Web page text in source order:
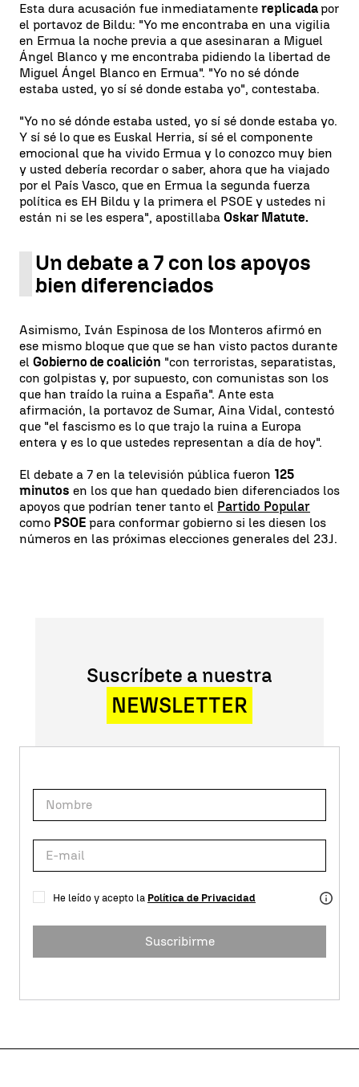
Esta dura acusación fue inmediatamente replicadapor
el portavoz de Bildu: "Yo me encontraba en una vigilia
en Ermua la noche previa a que asesinaran a Miguel
Ángel Blanco y me encontraba pidiendo la libertad de
Miguel Ángel Blanco en Ermua". "Yo no sé dónde
estaba usted, yo sí sé donde estaba yo", contestaba.
"Yo no sé dónde estaba usted, yo sí sé donde estaba yo.
Y sí sé lo que es Euskal Herria, sí sé el componente
emocional que ha vivido Ermua y lo conozco muy bien
y usted debería recordar o saber, ahora que ha viajado
por el País Vasco, que en Ermua la segunda fuerza
política es EH Bildu y la primera el PSOE y ustedes ni
están ni se les espera", apostillaba Oskar Matute.
Un debate a 7 con los apoyos
bien diferenciados
Asimismo, Iván Espinosa de los Monteros afirmó en
ese mismo bloque que que se han visto pactos durante
el Gobierno de coalición "con terroristas, separatistas,
con golpistas y, por supuesto, con comunistas son los
que han traído la ruina a España". Ante esta
afirmación, la portavoz de Sumar, Aina Vidal, contestó
que "el fascismo es lo que trajo la ruina a Europa
entera y es lo que ustedes representan a día de hoy".
El debate a 7 en la televisión pública fueron 125
minutos en los que han quedado bien diferenciados los
apoyos que podrían tener tanto el Partido Popular
como PSOE para conformar gobierno si les diesen los
números en las próximas elecciones generales del 23J.
Suscríbete a nuestra
NEWSLETTER
He leído y acepto la Política de Privacidad
Suscribirme